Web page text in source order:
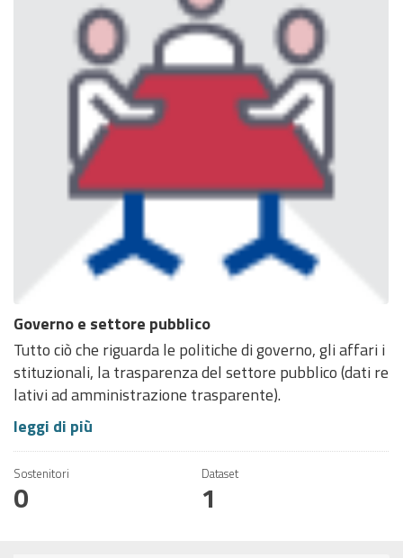
Governo e settore pubblico
Tutto ciò che riguarda le politiche di governo, gli affari i
stituzionali, la trasparenza del settore pubblico (dati re
lativi ad amministrazione trasparente).
leggi di più
Sostenitori
0
Dataset
1